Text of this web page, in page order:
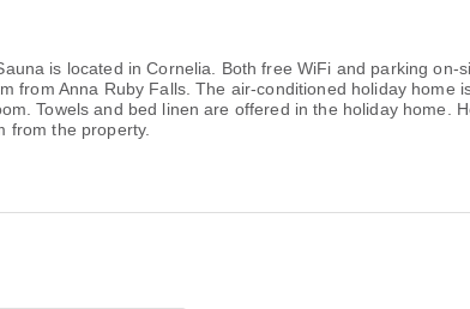
is located in Cornelia. Both free WiFi and parking
from Anna Ruby Falls. The air-conditioned holiday home
Towels and bed linen are offered in the holiday home.
from the property.